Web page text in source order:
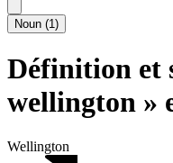
Noun (1)
Définition et
wellington »
Wellington